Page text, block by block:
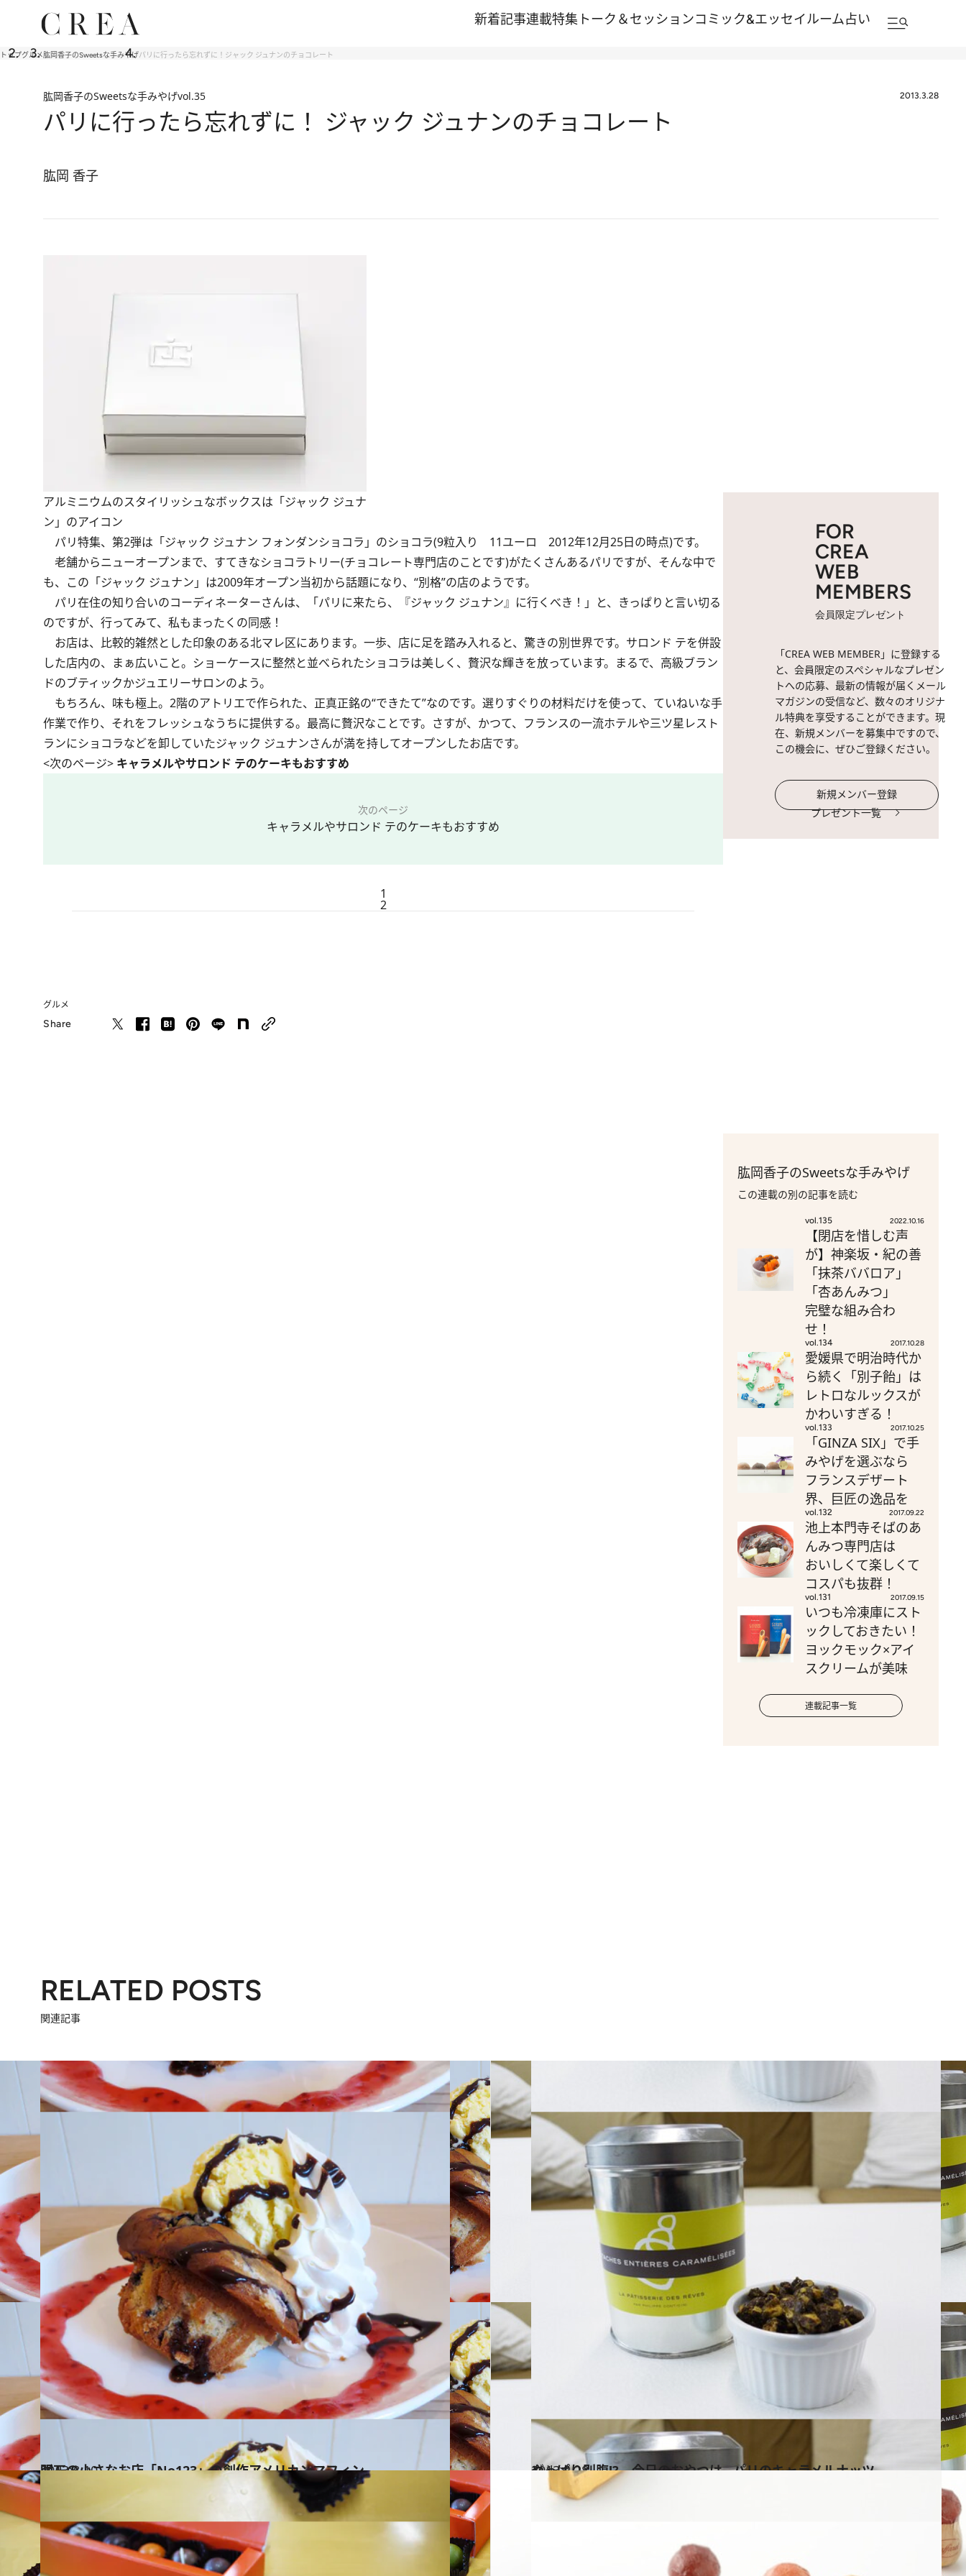
新着記事連載特集 トーク＆セッションコミック&エッセイルーム占い
トップグルメ肱岡香子のSweetsな手みやげパリに行ったら忘れずに！ジャック ジュナンのチョコレート
肱岡香子のSweetsな手みやげvol.35 2013.3.28
パリに行ったら忘れずに！ ジャック ジュナンのチョコレート
肱岡 香子
アルミニウムのスタイリッシュなボックスは「ジャック ジュナ
ン」のアイコン
パリ特集、第2弾は「ジャック ジュナン フォンダンショコラ」のショコラ(9粒入り 11ユーロ 2012年12月25日の時点)です。
老舗からニューオープンまで、すてきなショコラトリー(チョコレート専門店のことです)がたくさんあるパリですが、そんな中で
も、この「ジャック ジュナン」は2009年オープン当初から話題になり、“別格”の店のようです。
パリ在住の知り合いのコーディネーターさんは、「パリに来たら、『ジャック ジュナン』に行くべき！」と、きっぱりと言い切る
のですが、行ってみて、私もまったくの同感！
お店は、比較的雑然とした印象のある北マレ区にあります。一歩、店に足を踏み入れると、驚きの別世界です。サロンド テを併設
した店内の、まぁ広いこと。ショーケースに整然と並べられたショコラは美しく、贅沢な輝きを放っています。まるで、高級ブラン
ドのブティックかジュエリーサロンのよう。
もちろん、味も極上。2階のアトリエで作られた、正真正銘の“できたて”なのです。選りすぐりの材料だけを使って、ていねいな手
作業で作り、それをフレッシュなうちに提供する。最高に贅沢なことです。さすが、かつて、フランスの一流ホテルや三ツ星レスト
ランにショコラなどを卸していたジャック ジュナンさんが満を持してオープンしたお店です。
<次のページ> キャラメルやサロンド テのケーキもおすすめ
次のページ
キャラメルやサロンド テのケーキもおすすめ
1
2
グルメ
Share
FOR
CREA
WEB
MEMBERS
会員限定プレゼント
「CREA WEB MEMBER」に登録する
と、会員限定のスペシャルなプレゼン
トへの応募、最新の情報が届くメール
マガジンの受信など、数々のオリジナ
ル特典を享受することができます。現
在、新規メンバーを募集中ですので、
この機会に、ぜひご登録ください。
新規メンバー登録
プレゼント一覧
肱岡香子のSweetsな手みやげ
この連載の別の記事を読む
vol.135 2022.10.16
【閉店を惜しむ声
が】神楽坂・紀の善
「抹茶ババロア」
「杏あんみつ」
完璧な組み合わ
せ！
vol.134 2017.10.28
愛媛県で明治時代か
ら続く「別子飴」は
レトロなルックスが
かわいすぎる！
vol.133 2017.10.25
「GINZA SIX」で手
みやげを選ぶなら
フランスデザート
界、巨匠の逸品を
vol.132 2017.09.22
池上本門寺そばのあ
んみつ専門店は
おいしくて楽しくて
コスパも抜群！
vol.131 2017.09.15
いつも冷凍庫にスト
ックしておきたい！
ヨックモック×アイ
スクリームが美味
連載記事一覧
RELATED POSTS
関連記事
2013.3.10
明石の小さなお店「No123」の創作アメリカンマフィン
グルメ 2013.2.28
やっぱり別腹!? 今日のおやつは…パリのキャラメルナッツ
グルメ